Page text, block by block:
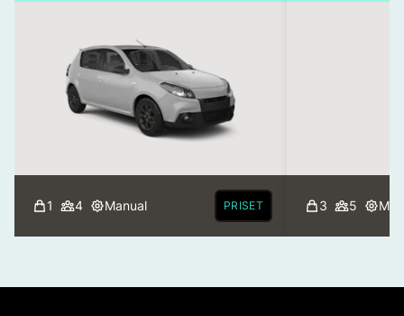
1 4 Manual PRISET 3 5